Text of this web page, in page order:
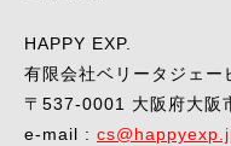
HAPPY EXP.
有限会社ベリータジェー
〒537-0001 大阪府大阪
e-mail :